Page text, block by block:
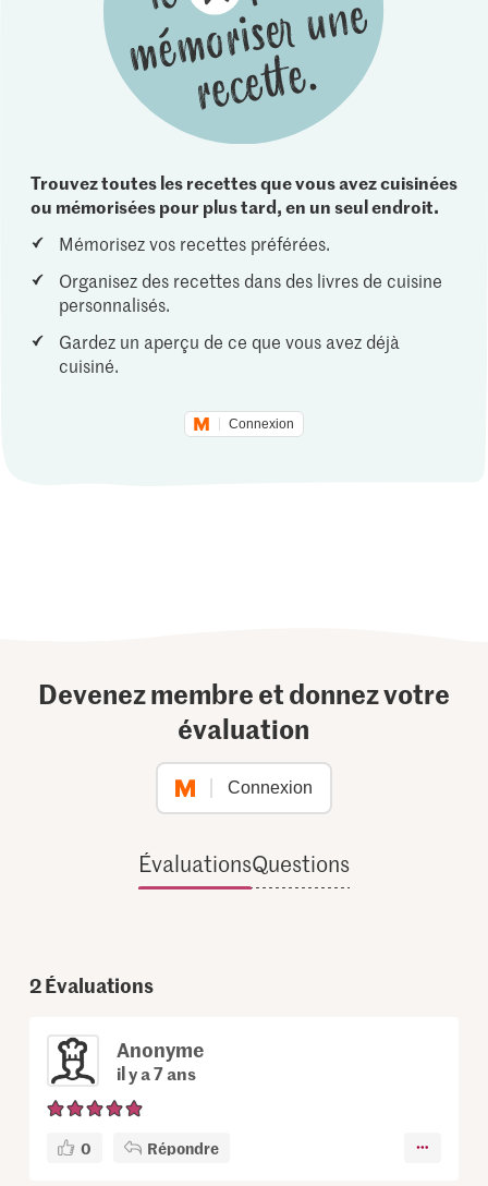
Trouvez toutes les recettes que vous avez cuisinées
ou mémorisées pour plus tard, en un seul endroit.
Mémorisez vos recettes préférées.
Organisez des recettes dans des livres de cuisine
personnalisés.
Gardez un aperçu de ce que vous avez déjà
cuisiné.
Connexion
Devenez membre et donnez votre
évaluation
Connexion
ÉvaluationsQuestions
2Évaluations
Anonyme
il y a 7 ans
0 Répondre